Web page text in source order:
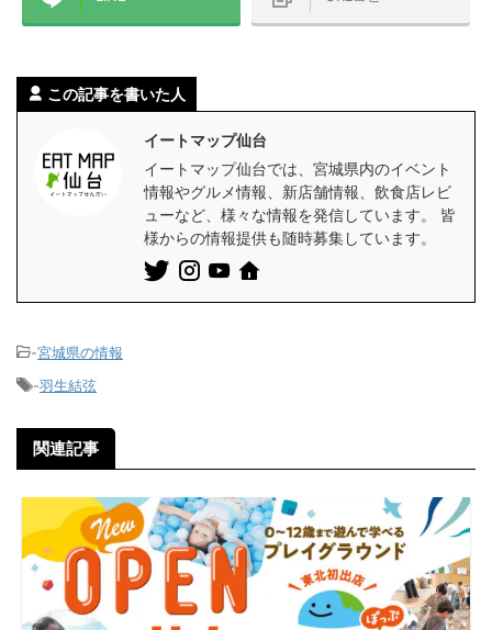
この記事を書いた人
イートマップ仙台
イートマップ仙台では、宮城県内のイベント
情報やグルメ情報、新店舗情報、飲食店レビ
ューなど、様々な情報を発信しています。 皆
様からの情報提供も随時募集しています。
-宮城県の情報
-羽生結弦
関連記事